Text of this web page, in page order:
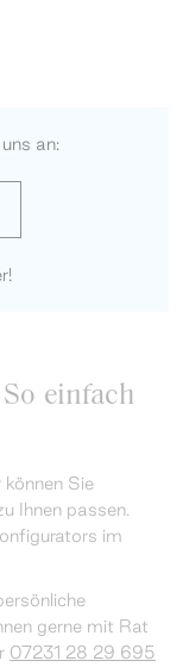
an:
einfach
Sie
Ihnen passen.
im
gerne mit Rat
07231 28 29 695